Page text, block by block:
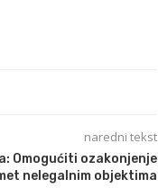
naredni tekst
Omogućiti ozakonjenje
nelegalnim objektima